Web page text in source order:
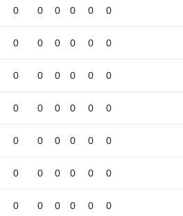
0 0 0 0 0 0
0 0 0 0 0 0
0 0 0 0 0 0
0 0 0 0 0 0
0 0 0 0 0 0
0 0 0 0 0 0
0 0 0 0 0 0